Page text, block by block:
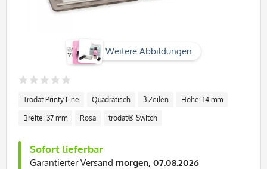
Weitere Abbildungen
Trodat Printy Line Quadratisch 3 Zeilen Höhe: 14 mm
Breite: 37 mm Rosa trodat® Switch
Sofort lieferbar
Garantierter Versand morgen, 07.08.2026